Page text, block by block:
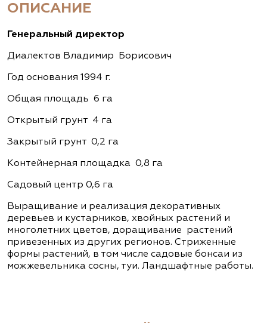
ОПИСАНИЕ
Генеральный директор
Диалектов Владимир Борисович
Год основания 1994 г.
Общая площадь 6 га
Открытый грунт 4 га
Закрытый грунт 0,2 га
Контейнерная площадка 0,8 га
Садовый центр 0,6 га
Выращивание и реализация декоративных
деревьев и кустарников, хвойных растений и
многолетних цветов, доращивание растений
привезенных из других регионов. Стриженные
формы растений, в том числе садовые бонсаи из
можжевельника сосны, туи. Ландшафтные работы.